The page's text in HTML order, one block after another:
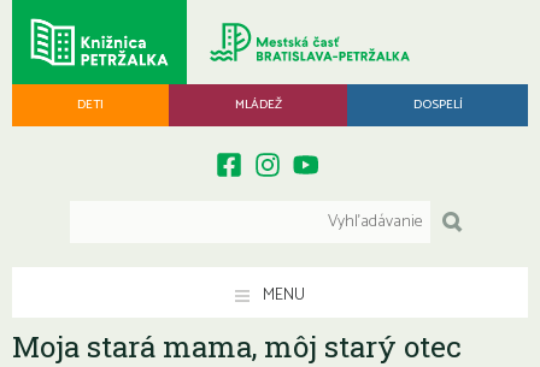
DETI MLÁDEŽ DOSPELÍ
MENU
Moja stará mama, môj starý otec